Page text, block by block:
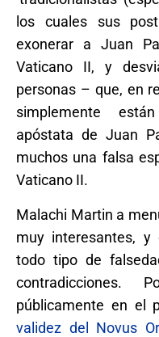
los cuales sus
exonerar a Juan
Vaticano II, y
personas – que, en
simplemente
apóstata de Juan
muchos una falsa
Vaticano II.
Malachi Martin a
muy interesantes, y
todo tipo de
contradicciones.
públicamente en el
validez del Novus